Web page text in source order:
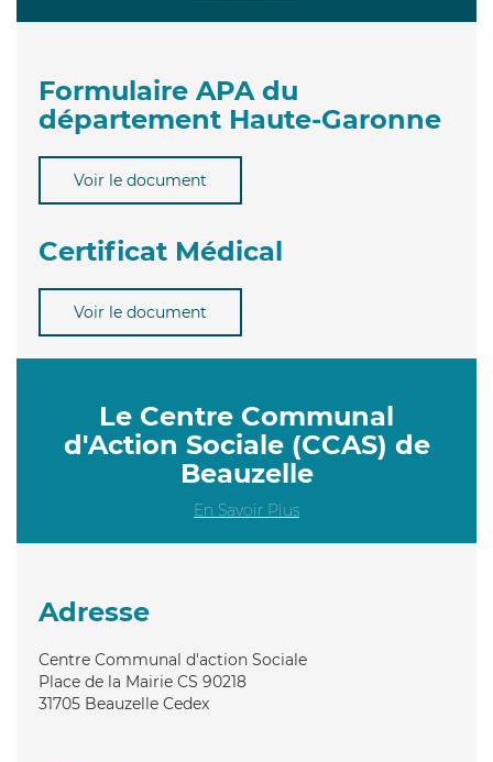
Formulaire APA du
département Haute-Garonne
Voir le document
Certificat Médical
Voir le document
Le Centre Communal
d'Action Sociale (CCAS) de
Beauzelle
En Savoir Plus
Adresse
Centre Communal d'action Sociale
Place de la Mairie CS 90218
31705 Beauzelle Cedex